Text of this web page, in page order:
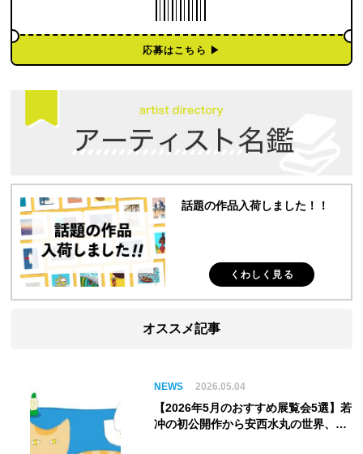
応募はこちら ▶︎
話題の作品入荷しました！！
くわしく見る
オススメ記事
NEWS 2026.05.04
【2026年5月のおすすめ展覧会5選】若
冲の初公開作から安西水丸の世界、そ